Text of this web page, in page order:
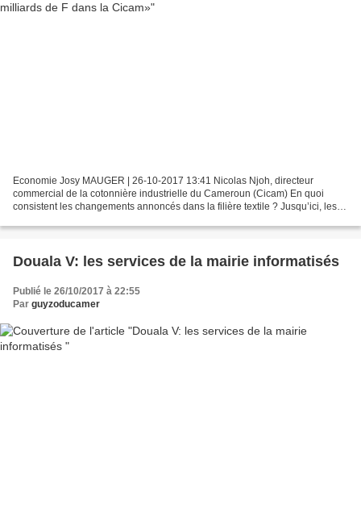
Economie Josy MAUGER | 26-10-2017 13:41 Nicolas Njoh, directeur
commercial de la cotonnière industrielle du Cameroun (Cicam) En quoi
consistent les changements annoncés dans la filière textile ? Jusqu’ici, les
Douala V: les services de la mairie informatisés
Publié le 26/10/2017 à 22:55
Par guyzoducamer